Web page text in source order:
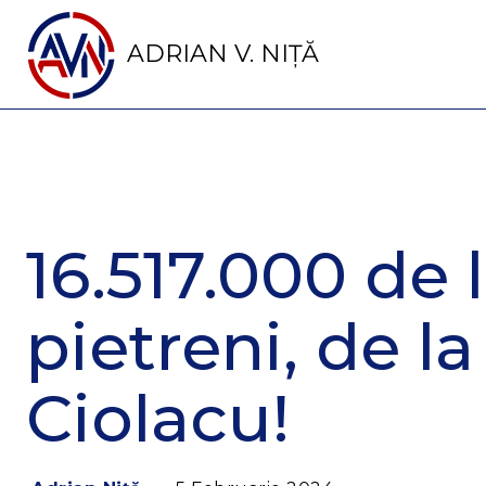
ADRIAN V. NIȚĂ
16.517.000
pietreni, de
Ciolacu!